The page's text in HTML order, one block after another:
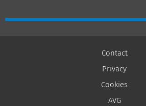
Contact
Privacy
Cookies
AVG